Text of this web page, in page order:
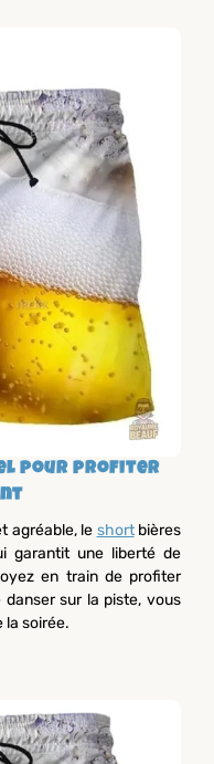
pour profiter
agréable, le shortbières
garantit une liberté de
en train de profiter
danser sur la piste, vous
la soirée.